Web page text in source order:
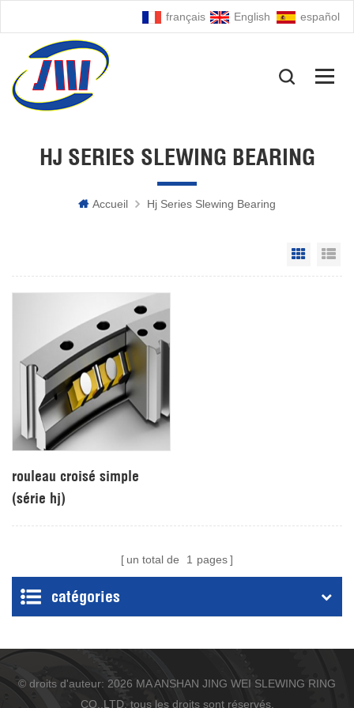
français English español
HJ SERIES SLEWING BEARING
Accueil Hj Series Slewing Bearing
Grid
rouleau croisé simple
(série hj)
un total de 1 pages
catégories
© droits d'auteur: 2026 MA ANSHAN JING WEI SLEWING RING
CO.,LTD. tous les droits sont réservés.